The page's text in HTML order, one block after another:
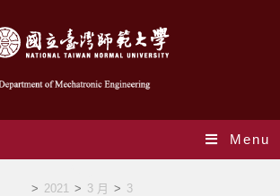
Menu
> 2021 > 3 月 > 3